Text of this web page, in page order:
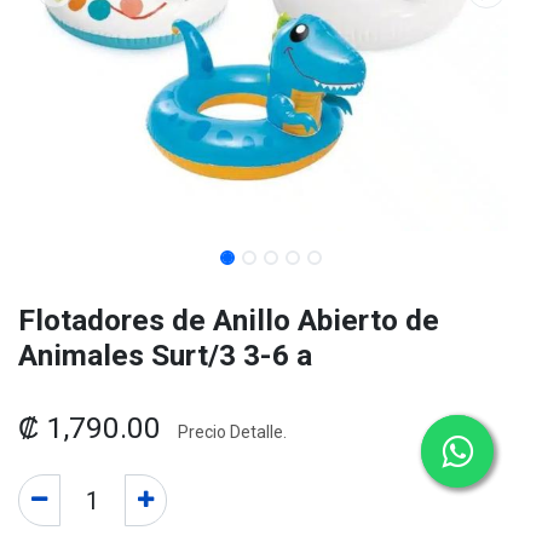
Flotadores de Anillo Abierto de
Animales Surt/3 3-6 a
₡ 1,790.00 Precio Detalle.